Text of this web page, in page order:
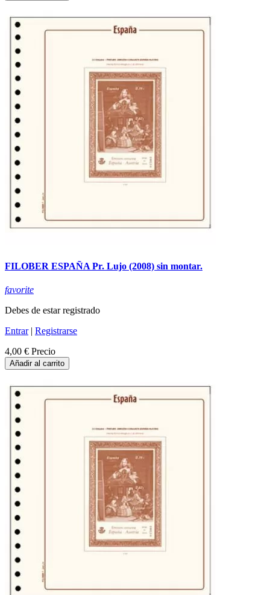
FILOBER ESPAÑA Pr. Lujo (2008) sin montar.
favorite
Debes de estar registrado
Entrar| Registrarse
4,00 € Precio
Añadir al carrito